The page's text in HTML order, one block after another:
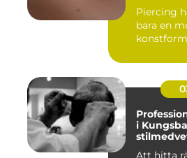
Piercing
bara en
i
Att hitta